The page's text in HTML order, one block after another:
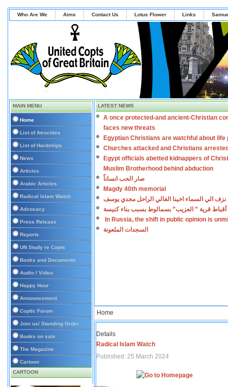
Who Are We Aims Contact Us Lotus Flower Links
MAIN MENU
Home
List of Atrocities
List of Hardships
News
Articles
Arabic Articles
Radical Islam Watch
Advocacy
Press Release
Reports
UN Study re Copts
Books and Documents
Audio / Video
Happy Hour
Announcement
Coptic Forum
Join us/ Standing Order
Books on sale
The Magazine
Cartoon
CARTOON
LATEST NEWS
A once protected-and ancient-Christian
faces new threats
Egyptian Christians are watchful about life
Churches attacked and Christians
Egypt officials abetted kidnappers of
Muslim Brotherhood behind abduction
صار الحب انساناً
Magdy 40th memorial
نزف الي السماء اخينا الغالي الراحل مجدي يوسف
أقباط قرية ” العزيب” بسمالوط بسبب بناء كنيسة
In Russia, the shift in public opinion is
السجدات الملعونة
Home
Details
Radical Islam Watch
Published: 25 March 2024